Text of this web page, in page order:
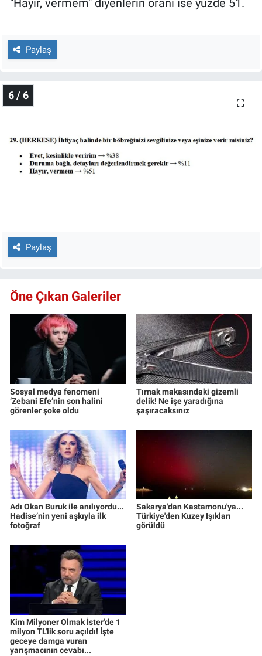
"Hayır, vermem" diyenlerin oranı ise yüzde 51.
Paylaş
6 / 6
Paylaş
Öne Çıkan Galeriler
Sosyal medya fenomeni
‘Zebani Efe’nin son halini
görenler şoke oldu
Tırnak makasındaki gizemli
delik! Ne işe yaradığına
şaşıracaksınız
Adı Okan Buruk ile anılıyordu...
Hadise’nin yeni aşkıyla ilk
fotoğraf
Sakarya'dan Kastamonu'ya...
Türkiye'den Kuzey Işıkları
görüldü
Kim Milyoner Olmak İster'de 1
milyon TL'lik soru açıldı! İşte
geceye damga vuran
yarışmacının cevabı...